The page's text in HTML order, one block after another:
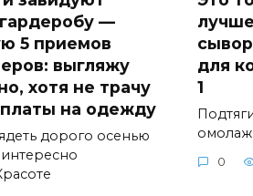
—
5 приемов
выгляжу
хотя не трачу
на одежду
дорого осенью
для
1
0